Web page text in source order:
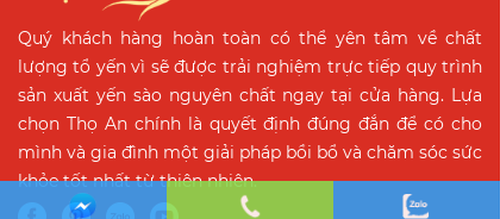
Quý khách hàng hoàn toàn có thể yên tâm về chất
lượng tổ yến vì sẽ được trải nghiệm trực tiếp quy trình
sản xuất yến sào nguyên chất ngay tại cửa hàng. Lựa
chọn Thọ An chính là quyết định đúng đắn để có cho
mình và gia đình một giải pháp bồi bổ và chăm sóc sức
khỏe tốt nhất từ thiên nhiên.